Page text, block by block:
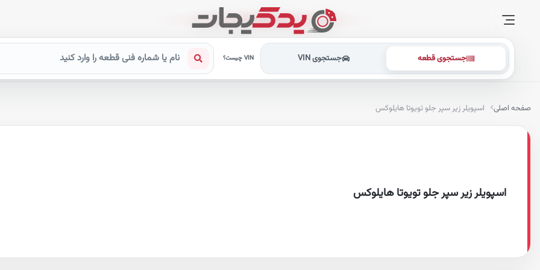
جستجوی قطعه جستجوی VIN VIN چیست؟
صفحه اصلی اسپویلر زیر سپر جلو تویوتا هایلوکس
اسپویلر زیر سپر جلو تویوتا هایلوکس